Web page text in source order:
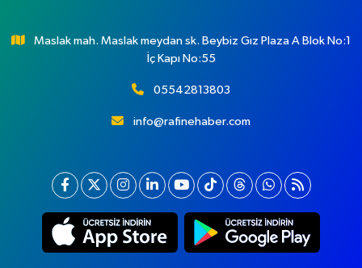
Maslak mah. Maslak meydan sk. Beybiz Gız Plaza A Blok No:1
İç Kapı No:55
05542813803
info@rafinehaber.com